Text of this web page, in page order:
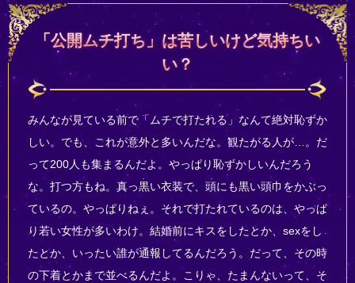
「公開ムチ打ち」は苦しいけど気持ちい
い？
みんなが見ている前で「ムチで打たれる」なんて絶対恥ずか
しい。でも、これが意外と多いんだな。観たがる人が…。だ
って200人も集まるんだよ。やっぱり恥ずかしいんだろう
な。打つ方もね。真っ黒い衣装で、頭にも黒い頭巾をかぶっ
ているの。やっぱりねぇ。それで打たれているのは、やっぱ
り若い女性が多いわけ。結婚前にキスをしたとか、sexをし
たとか、いったい誰が通報してるんだろう。だって、その時
の下着とかまで並べるんだよ。こりゃ、たまんないって、そ